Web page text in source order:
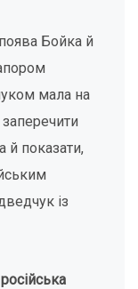
Бойка й
мала на
й показати,
із